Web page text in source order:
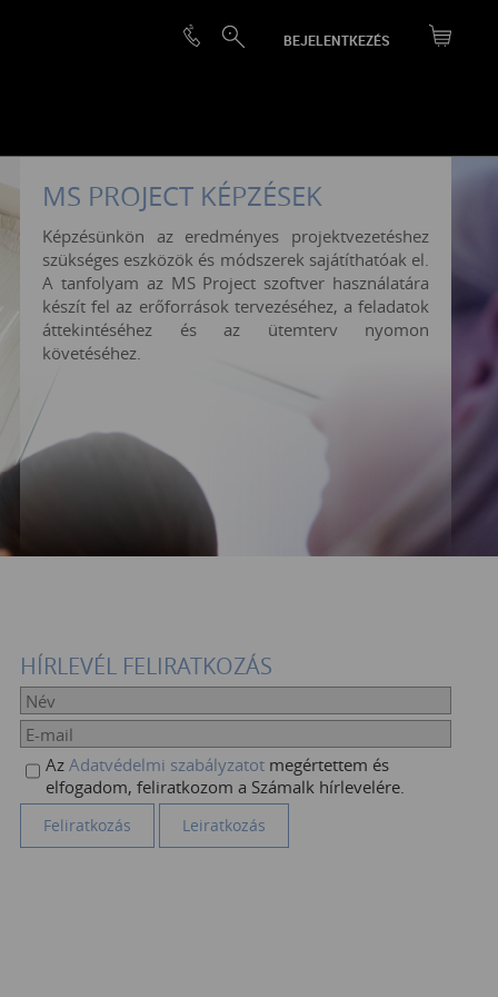
BEJELENTKEZÉS
MS PROJECT KÉPZÉSEK
Képzésünkön az eredményes projektvezetéshez
szükséges eszközök és módszerek sajátíthatóak el.
A tanfolyam az MS Project szoftver használatára
készít fel az erőforrások tervezéséhez, a feladatok
áttekintéséhez és az ütemterv nyomon
követéséhez.
HÍRLEVÉL FELIRATKOZÁS
Az Adatvédelmi szabályzatot megértettem és
elfogadom, feliratkozom a Számalk hírlevelére.